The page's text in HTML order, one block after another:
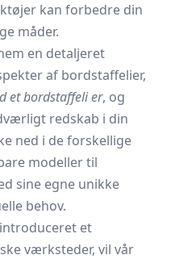
kan forbedre din
måder.
en detaljeret
af bordstaffelier,
et bordstaffeli er, og
redskab i din
ned i de forskellige
modeller til
sine egne unikke
behov.
et
værksteder, vil vår